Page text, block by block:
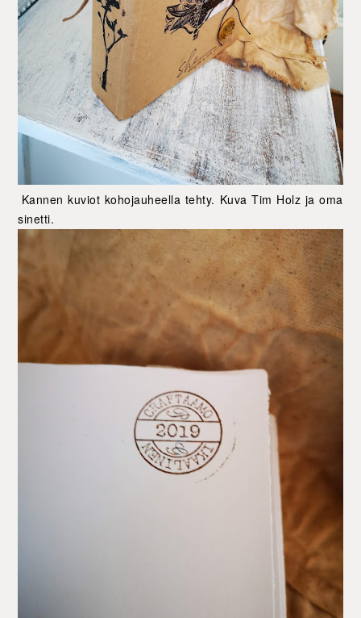
Kannen kuviot kohojauheella tehty. Kuva Tim Holz ja oma
sinetti.